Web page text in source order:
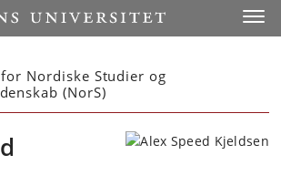
Nordiske Studier og
(NorS)